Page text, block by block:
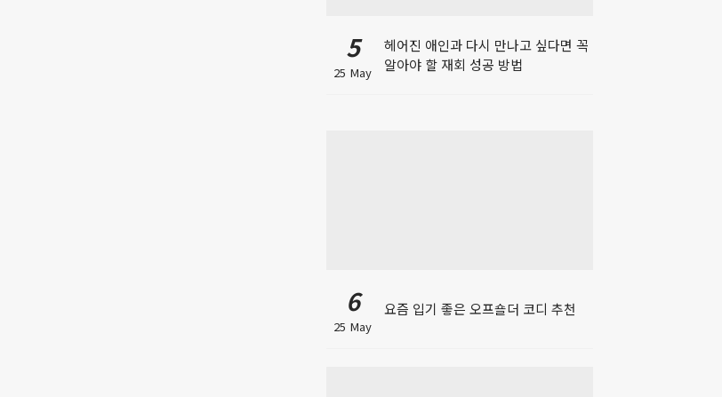
5
25 May
헤어진 애인과 다시 만나고 싶다면 꼭
알아야 할 재회 성공 방법
6
25 May
요즘 입기 좋은 오프숄더 코디 추천